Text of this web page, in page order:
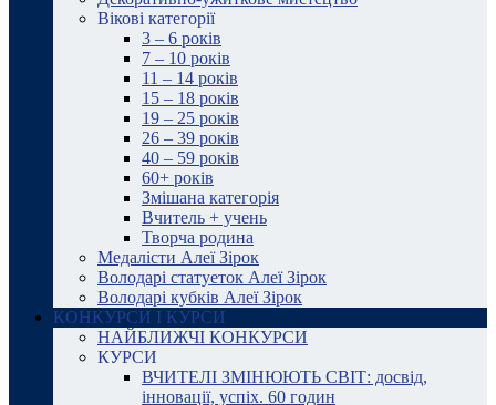
Вікові категорії
3 – 6 років
7 – 10 років
11 – 14 років
15 – 18 років
19 – 25 років
26 – 39 років
40 – 59 років
60+ років
Змішана категорія
Вчитель + учень
Творча родина
Медалісти Алеї Зірок
Володарі статуеток Алеї Зірок
Володарі кубків Алеї Зірок
КОНКУРСИ І КУРСИ
НАЙБЛИЖЧІ КОНКУРСИ
КУРСИ
ВЧИТЕЛІ ЗМІНЮЮТЬ СВІТ: досвід,
інновації, успіх. 60 годин